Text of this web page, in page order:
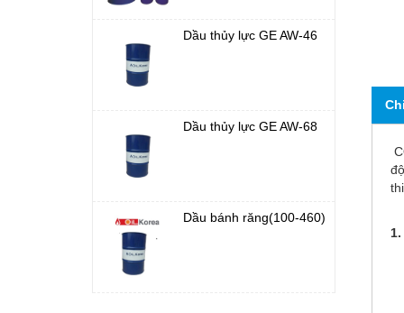
Dầu thủy lực GE AW-46
Dầu thủy lực GE AW-68
Dầu bánh răng(100-460)